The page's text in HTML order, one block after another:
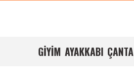
GİYİM AYAKKABI ÇANTA